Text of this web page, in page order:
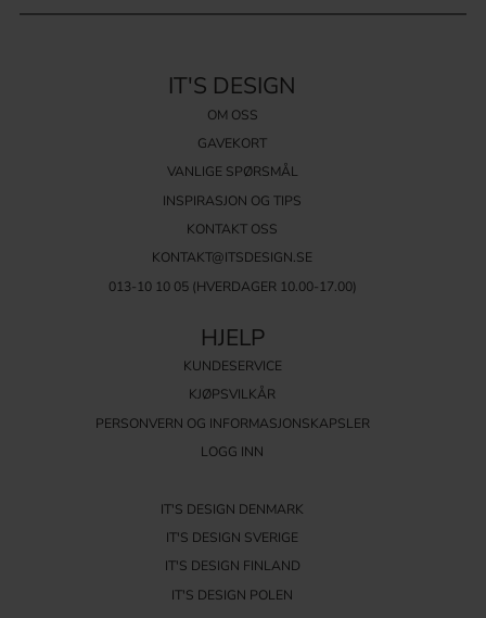
IT'S DESIGN
OM OSS
GAVEKORT
VANLIGE SPØRSMÅL
INSPIRASJON OG TIPS
KONTAKT OSS
KONTAKT@ITSDESIGN.SE
013-10 10 05(HVERDAGER 10.00-17.00)
HJELP
KUNDESERVICE
KJØPSVILKÅR
PERSONVERN OG INFORMASJONSKAPSLER
LOGG INN
IT'S DESIGN DENMARK
IT'S DESIGN SVERIGE
IT'S DESIGN FINLAND
IT'S DESIGN POLEN